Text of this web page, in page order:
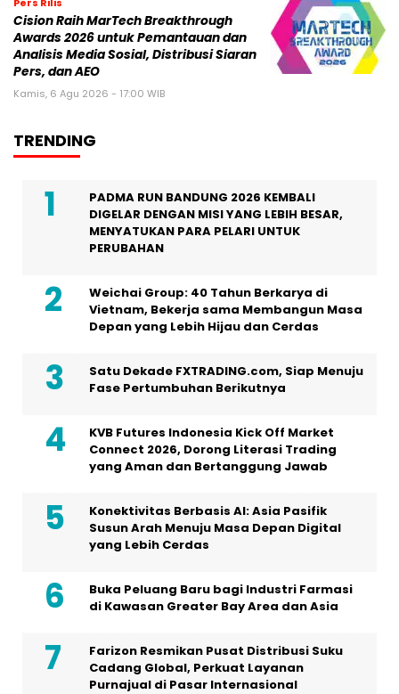
Cision Raih MarTech Breakthrough
Awards 2026 untuk Pemantauan dan
Analisis Media Sosial, Distribusi Siaran
Pers, dan AEO
Kamis, 6 Agu 2026 - 17:00 WIB
TRENDING
PADMA RUN BANDUNG 2026 KEMBALI
DIGELAR DENGAN MISI YANG LEBIH BESAR,
MENYATUKAN PARA PELARI UNTUK
PERUBAHAN
Weichai Group: 40 Tahun Berkarya di
Vietnam, Bekerja sama Membangun Masa
Depan yang Lebih Hijau dan Cerdas
Satu Dekade FXTRADING.com, Siap Menuju
Fase Pertumbuhan Berikutnya
KVB Futures Indonesia Kick Off Market
Connect 2026, Dorong Literasi Trading
yang Aman dan Bertanggung Jawab
Konektivitas Berbasis AI: Asia Pasifik
Susun Arah Menuju Masa Depan Digital
yang Lebih Cerdas
Buka Peluang Baru bagi Industri Farmasi
di Kawasan Greater Bay Area dan Asia
Farizon Resmikan Pusat Distribusi Suku
Cadang Global, Perkuat Layanan
Purnajual di Pasar Internasional